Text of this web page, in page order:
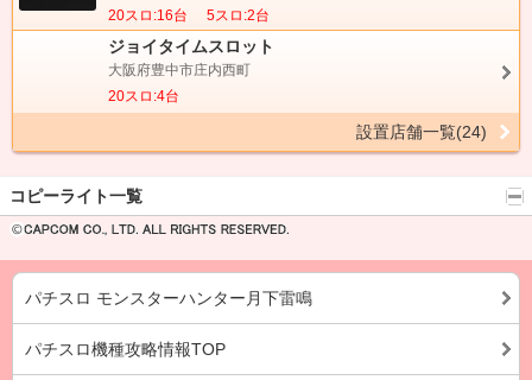
20スロ:16台
5スロ:2台
ジョイタイムスロット
大阪府豊中市庄内西町
20スロ:4台
設置店舗一覧(24)
コピーライト一覧
パチスロ モンスターハンター月下雷鳴
パチスロ機種攻略情報TOP